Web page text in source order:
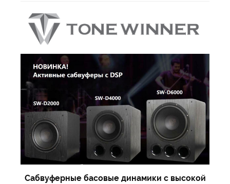
Сабвуферные басовые динамики с высокой